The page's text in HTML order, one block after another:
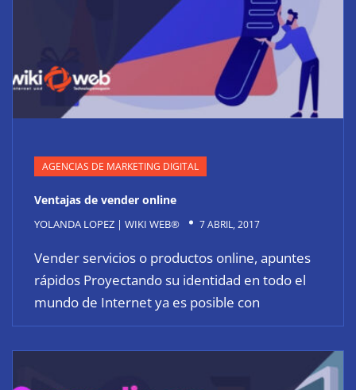
AGENCIAS DE MARKETING DIGITAL
Ventajas de vender online
YOLANDA LOPEZ | WIKI WEB® 7 ABRIL, 2017
Vender servicios o productos online, apuntes
rápidos Proyectando su identidad en todo el
mundo de Internet ya es posible con